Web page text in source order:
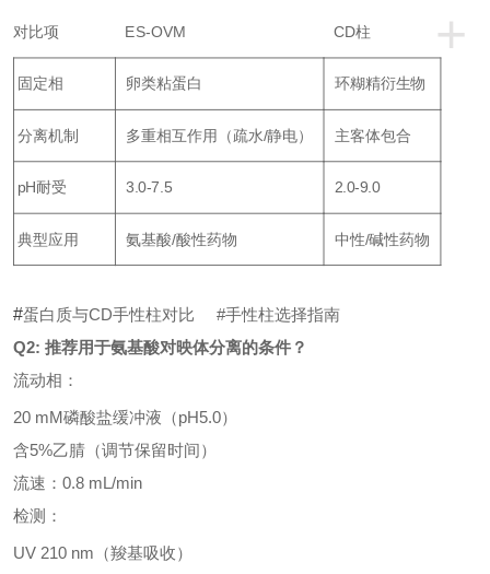
+
对比项 ES-OVM CD柱
固定相 卵类粘蛋白 环糊精衍生物
分离机制 多重相互作用（疏水/静电） 主客体包合
pH耐受 3.0-7.5 2.0-9.0
典型应用 氨基酸/酸性药物 中性/碱性药物
#蛋白质与CD手性柱对比 #手性柱选择指南
Q2: 推荐用于氨基酸对映体分离的条件？
流动相：
20 mM磷酸盐缓冲液（pH5.0）
含5%乙腈（调节保留时间）
流速：0.8 mL/min
检测：
UV 210 nm（羧基吸收）